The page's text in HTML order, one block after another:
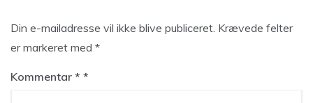
Din e-mailadresse vil ikke blive publiceret. Krævede felter
er markeret med *
Kommentar *